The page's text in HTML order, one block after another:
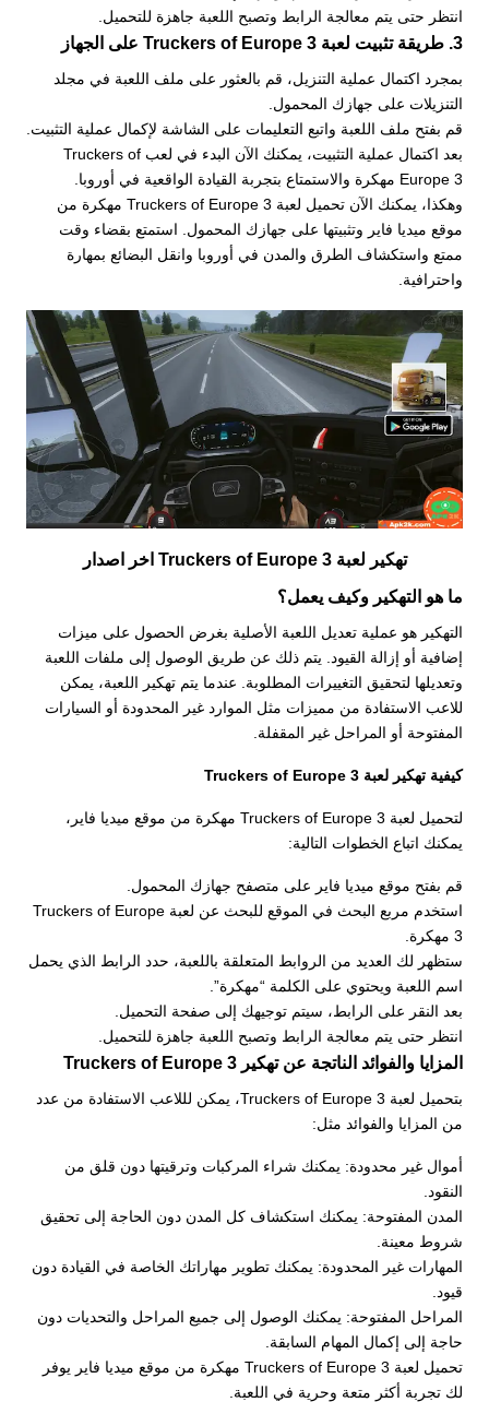
انتظر حتى يتم معالجة الرابط وتصبح اللعبة جاهزة للتحميل.
3. طريقة تثبيت لعبة Truckers of Europe 3 على الجهاز
بمجرد اكتمال عملية التنزيل، قم بالعثور على ملف اللعبة في مجلد
التنزيلات على جهازك المحمول.
قم بفتح ملف اللعبة واتبع التعليمات على الشاشة لإكمال عملية التثبيت.
بعد اكتمال عملية التثبيت، يمكنك الآن البدء في لعب Truckers of
Europe 3 مهكرة والاستمتاع بتجربة القيادة الواقعية في أوروبا.
وهكذا، يمكنك الآن تحميل لعبة Truckers of Europe 3 مهكرة من
موقع ميديا فاير وتثبيتها على جهازك المحمول. استمتع بقضاء وقت
ممتع واستكشاف الطرق والمدن في أوروبا وانقل البضائع بمهارة
واحترافية.
تهكير لعبة Truckers of Europe 3 اخر اصدار
ما هو التهكير وكيف يعمل؟
التهكير هو عملية تعديل اللعبة الأصلية بغرض الحصول على ميزات
إضافية أو إزالة القيود. يتم ذلك عن طريق الوصول إلى ملفات اللعبة
وتعديلها لتحقيق التغييرات المطلوبة. عندما يتم تهكير اللعبة، يمكن
للاعب الاستفادة من مميزات مثل الموارد غير المحدودة أو السيارات
المفتوحة أو المراحل غير المقفلة.
كيفية تهكير لعبة Truckers of Europe 3
لتحميل لعبة Truckers of Europe 3 مهكرة من موقع ميديا فاير،
يمكنك اتباع الخطوات التالية:
قم بفتح موقع ميديا فاير على متصفح جهازك المحمول.
استخدم مربع البحث في الموقع للبحث عن لعبة Truckers of Europe
3 مهكرة.
ستظهر لك العديد من الروابط المتعلقة باللعبة، حدد الرابط الذي يحمل
اسم اللعبة ويحتوي على الكلمة “مهكرة”.
بعد النقر على الرابط، سيتم توجيهك إلى صفحة التحميل.
انتظر حتى يتم معالجة الرابط وتصبح اللعبة جاهزة للتحميل.
المزايا والفوائد الناتجة عن تهكير Truckers of Europe 3
بتحميل لعبة Truckers of Europe 3، يمكن لللاعب الاستفادة من عدد
من المزايا والفوائد مثل:
أموال غير محدودة: يمكنك شراء المركبات وترقيتها دون قلق من
النقود.
المدن المفتوحة: يمكنك استكشاف كل المدن دون الحاجة إلى تحقيق
شروط معينة.
المهارات غير المحدودة: يمكنك تطوير مهاراتك الخاصة في القيادة دون
قيود.
المراحل المفتوحة: يمكنك الوصول إلى جميع المراحل والتحديات دون
حاجة إلى إكمال المهام السابقة.
تحميل لعبة Truckers of Europe 3 مهكرة من موقع ميديا فاير يوفر
لك تجربة أكثر متعة وحرية في اللعبة.